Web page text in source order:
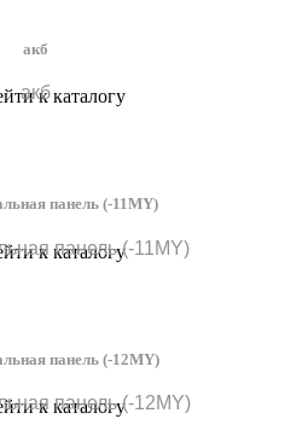
акб
акб
панель (-11MY)
панель (-11MY)
панель (-12MY)
панель (-12MY)